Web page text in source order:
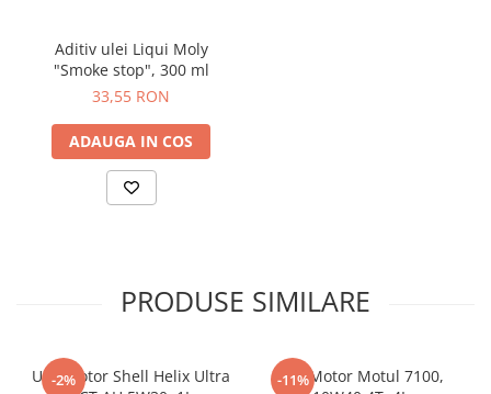
Aditiv ulei Liqui Moly
"Smoke stop", 300 ml
33,55 RON
ADAUGA IN COS
PRODUSE SIMILARE
-2%
Ulei motor Shell Helix Ultra
-11%
Ulei Motor Motul 7100,